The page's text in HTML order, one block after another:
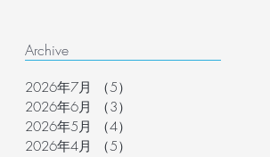
Archive
2026年7月 （5）
2026年6月
（3）
2026年5月
（4）
2026年4月
（5）